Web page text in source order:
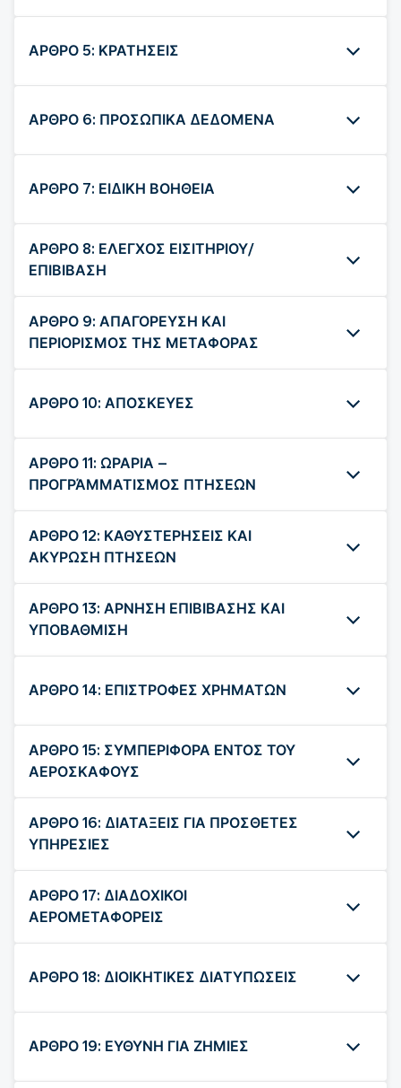
ΑΡΘΡΟ 5: ΚΡΑΤΗΣΕΙΣ
ΑΡΘΡΟ 6: ΠΡΟΣΩΠΙΚΑ ΔΕΔΟΜΕΝΑ
ΑΡΘΡΟ 7: ΕΙΔΙΚΗ ΒΟΗΘΕΙΑ
ΑΡΘΡΟ 8: ΕΛΕΓΧΟΣ ΕΙΣΙΤΗΡΙΟΥ/
ΕΠΙΒΙΒΑΣΗ
ΑΡΘΡΟ 9: ΑΠΑΓΟΡΕΥΣΗ ΚΑΙ
ΠΕΡΙΟΡΙΣΜΟΣ ΤΗΣ ΜΕΤΑΦΟΡΑΣ
ΑΡΘΡΟ 10: ΑΠΟΣΚΕΥΕΣ
ΑΡΘΡΟ 11: ΩΡΑΡΙΑ –
ΠΡΟΓΡΆΜΜΑΤΙΣΜΟΣ ΠΤΗΣΕΩΝ
ΑΡΘΡΟ 12: ΚΑΘΥΣΤΕΡΗΣΕΙΣ ΚΑΙ
ΑΚΥΡΩΣΗ ΠΤΗΣΕΩΝ
ΑΡΘΡΟ 13: ΑΡΝΗΣΗ ΕΠΙΒΙΒΑΣΗΣ ΚΑΙ
ΥΠΟΒΑΘΜΙΣΗ
ΑΡΘΡΟ 14: ΕΠΙΣΤΡΟΦΕΣ ΧΡΗΜΑΤΩΝ
ΑΡΘΡΟ 15: ΣΥΜΠΕΡΙΦΟΡΑ ΕΝΤΟΣ ΤΟΥ
ΑΕΡΟΣΚΑΦΟΥΣ
ΑΡΘΡΟ 16: ΔΙΑΤΑΞΕΙΣ ΓΙΑ ΠΡΟΣΘΕΤΕΣ
ΥΠΗΡΕΣΙΕΣ
ΑΡΘΡΟ 17: ΔΙΑΔΟΧΙΚΟΙ
ΑΕΡΟΜΕΤΑΦΟΡΕΙΣ
ΑΡΘΡΟ 18: ΔΙΟΙΚΗΤΙΚΕΣ ΔΙΑΤΥΠΩΣΕΙΣ
ΑΡΘΡΟ 19: ΕΥΘΥΝΗ ΓΙΑ ΖΗΜΙΕΣ